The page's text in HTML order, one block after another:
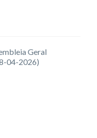
Geral
04-2026)